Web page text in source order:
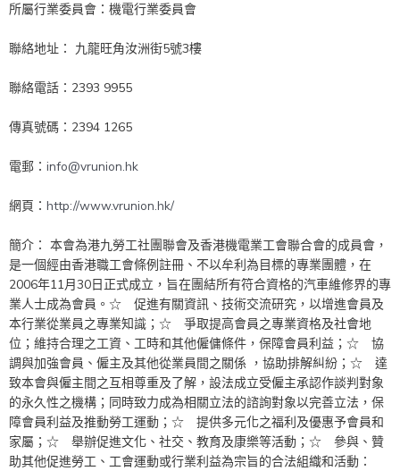
所屬行業委員會：機電行業委員會
聯絡地址： 九龍旺角汝洲街5號3樓
聯絡電話：2393 9955
傳真號碼：2394 1265
電郵： info@vrunion.hk
網頁： http://www.vrunion.hk/
簡介： 本會為港九勞工社團聯會及香港機電業工會聯合會的成員會，
是一個經由香港職工會條例註冊、不以牟利為目標的專業團體，在
2006年11月30日正式成立，旨在團結所有符合資格的汽車維修界的專
業人士成為會員。☆ 促進有關資訊、技術交流研究，以增進會員及
本行業從業員之專業知識；☆ 爭取提高會員之專業資格及社會地
位；維持合理之工資、工時和其他僱傭條件，保障會員利益；☆ 協
調與加強會員、僱主及其他從業員間之關係 ，協助排解糾紛；☆ 達
致本會與僱主間之互相尊重及了解，設法成立受僱主承認作談判對象
的永久性之機構；同時致力成為相關立法的諮詢對象以完善立法，保
障會員利益及推動勞工運動；☆ 提供多元化之福利及優惠予會員和
家屬；☆ 舉辦促進文化、社交、教育及康樂等活動；☆ 參與、贊
助其他促進勞工、工會運動或行業利益為宗旨的合法組織和活動：